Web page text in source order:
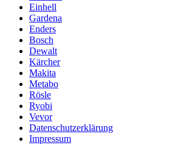
Einhell
Gardena
Enders
Bosch
Dewalt
Kärcher
Makita
Metabo
Rösle
Ryobi
Vevor
Datenschutzerklärung
Impressum